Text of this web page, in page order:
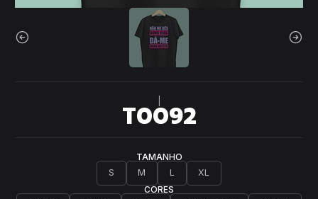
T0092
TAMANHO
S
M L
XL
CORES